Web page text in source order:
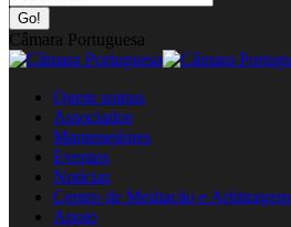
Câmara Portuguesa
Quem somos
Associados
Mantenedores
Eventos
Notícias
Centro de Mediação e Arbitragem
Apoio